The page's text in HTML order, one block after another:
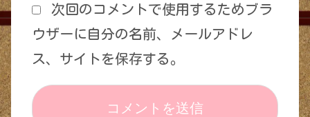
次回のコメントで使用するためブラ
ウザーに自分の名前、メールアドレ
ス、サイトを保存する。